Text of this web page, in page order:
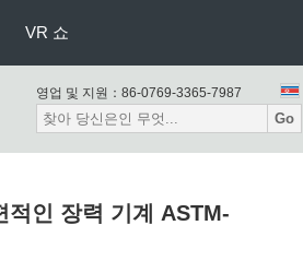
VR 쇼
영업 및 지원： 86-0769-3365-7987
Go
인 장력 기계 ASTM-